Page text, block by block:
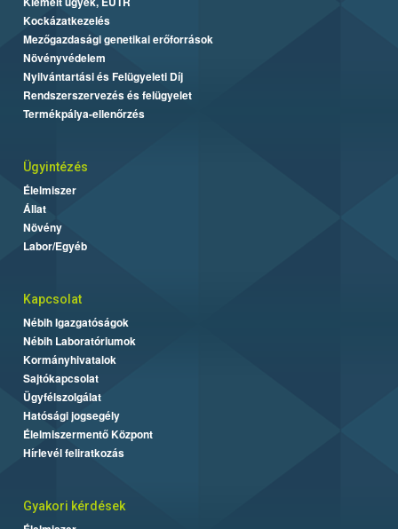
Kockázatkezelés
Mezőgazdasági genetikai erőforrások
Növényvédelem
Nyilvántartási és Felügyeleti Díj
Rendszerszervezés és felügyelet
Termékpálya-ellenőrzés
Ügyintézés
Élelmiszer
Állat
Növény
Labor/Egyéb
Kapcsolat
Nébih Igazgatóságok
Nébih Laboratóriumok
Kormányhivatalok
Sajtókapcsolat
Ügyfélszolgálat
Hatósági jogsegély
Élelmiszermentő Központ
Hírlevél feliratkozás
Gyakori kérdések